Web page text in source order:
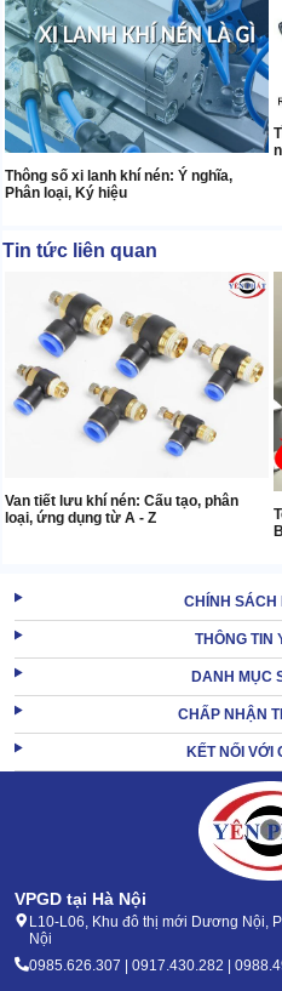
Thông số xi lanh khí nén: Ý nghĩa,
Phân loại, Ký hiệu
Tin tức liên quan
Van tiết lưu khí nén: Cấu tạo, phân
loại, ứng dụng từ A - Z
CHÍNH
THÔNG TIN
DANH MỤC
CHẤP NHẬN
KẾT NỐI VỚI
VPGD tại Hà Nội
L10-L06, Khu đô thị mới Dương Nội,
Nội
0985.626.307 | 0917.430.282 |